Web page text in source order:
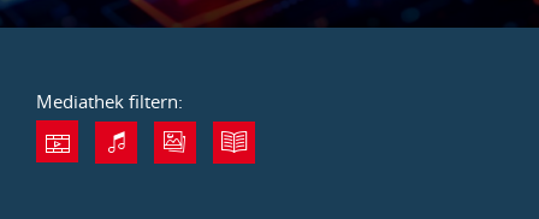
Mediathek filtern: